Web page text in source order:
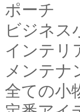
ポーチ
ビジネス
インテリ
メンテナ
全ての小